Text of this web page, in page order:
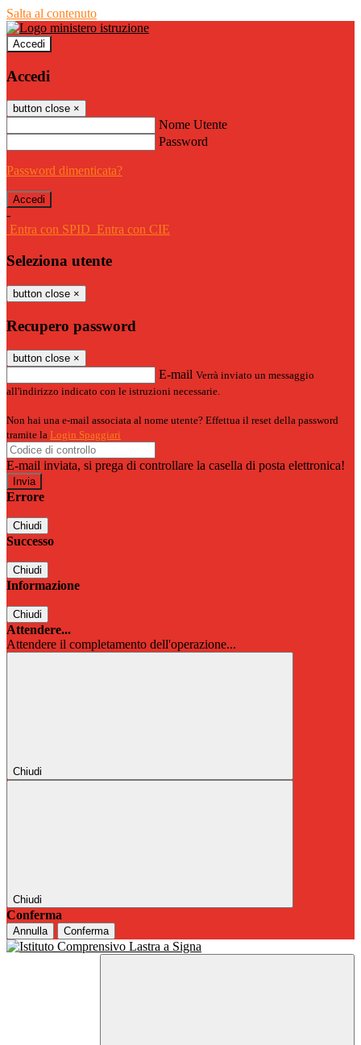
Salta al contenuto
Accedi
Accedi
button close ×
Nome Utente
Password
Password dimenticata?
-
Entra con SPID Entra con CIE
Seleziona utente
button close ×
Recupero password
button close ×
E-mail Verrà inviato un messaggio
all'indirizzo indicato con le istruzioni necessarie.
Non hai una e-mail associata al nome utente? Effettua il reset della password
tramite la Login Spaggiari
E-mail inviata, si prega di controllare la casella di posta elettronica!
Errore
Chiudi
Successo
Chiudi
Informazione
Chiudi
Attendere...
Attendere il completamento dell'operazione...
Chiudi
Chiudi
Conferma
Annulla Conferma